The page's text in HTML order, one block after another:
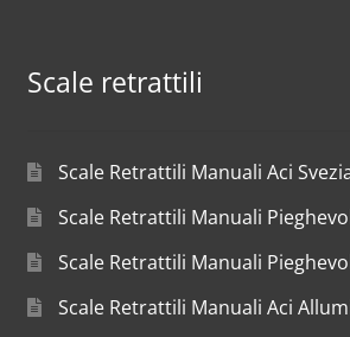
Scale retrattili
Scale Retrattili Manuali Aci
Scale Retrattili Manuali
Scale Retrattili Manuali
Scale Retrattili Manuali Aci